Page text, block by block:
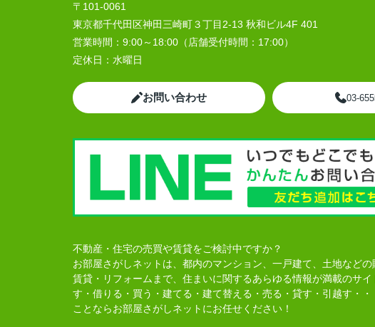
〒101-0061
東京都千代田区神田三崎町３丁目2-13 秋和ビル4F 401
営業時間： 9:00～18:00（店舗受付時間：17:00）
定休日： 水曜日
お問い合わせ 03-
不動産・住宅の売買や賃貸をご検討中ですか？
お部屋さがしネットは、都内のマンション、一戸建て、土地など
賃貸・リフォームまで、住まいに関するあらゆる情報が満載のサ
す・借りる・買う・建てる・建て替える・売る・貸す・引越す・
ことならお部屋さがしネットにお任せください！